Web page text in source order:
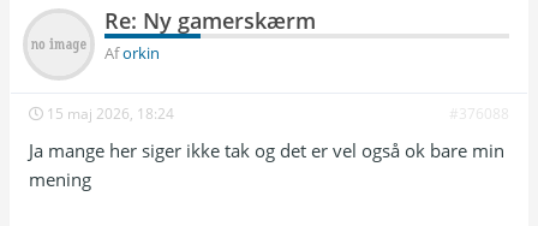
Re: Ny gamerskærm
Aforkin
15 maj 2026, 18:24 #376088
Ja mange her siger ikke tak og det er vel også ok bare min
mening